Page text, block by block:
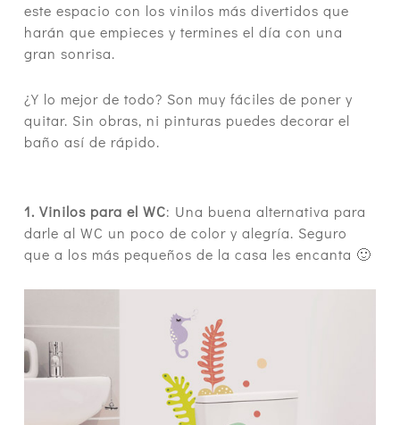
este espacio con los vinilos más divertidos que
harán que empieces y termines el día con una
gran sonrisa.
¿Y lo mejor de todo? Son muy fáciles de poner y
quitar. Sin obras, ni pinturas puedes decorar el
baño así de rápido.
1. Vinilos para el WC: Una buena alternativa para
darle al WC un poco de color y alegría. Seguro
que a los más pequeños de la casa les encanta 🙂